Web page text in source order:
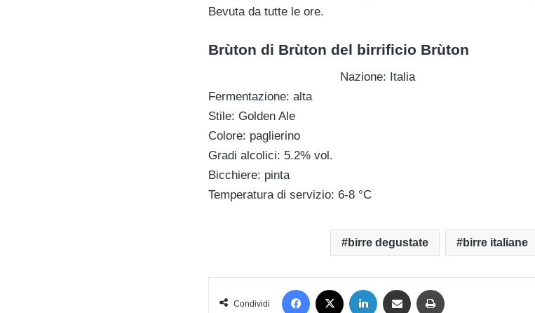
Bevuta da tutte le ore.
Brùton di Brùton del birrificio Brùton
Nazione: Italia
Fermentazione: alta
Stile: Golden Ale
Colore: paglierino
Gradi alcolici: 5.2% vol.
Bicchiere: pinta
Temperatura di servizio: 6-8 °C
birre degustate birre italiane
Condividi
Facebook LinkedIn Condividi via mail